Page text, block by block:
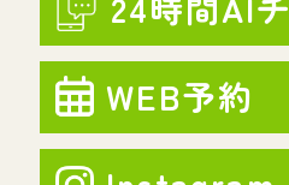
こんにちは🐟